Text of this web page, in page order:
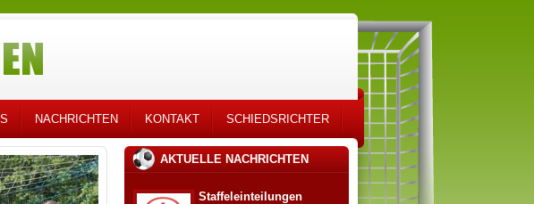
NACHRICHTEN KONTAKT SCHIEDSRICHTER
AKTUELLE NACHRICHTEN
Staffeleinteilungen